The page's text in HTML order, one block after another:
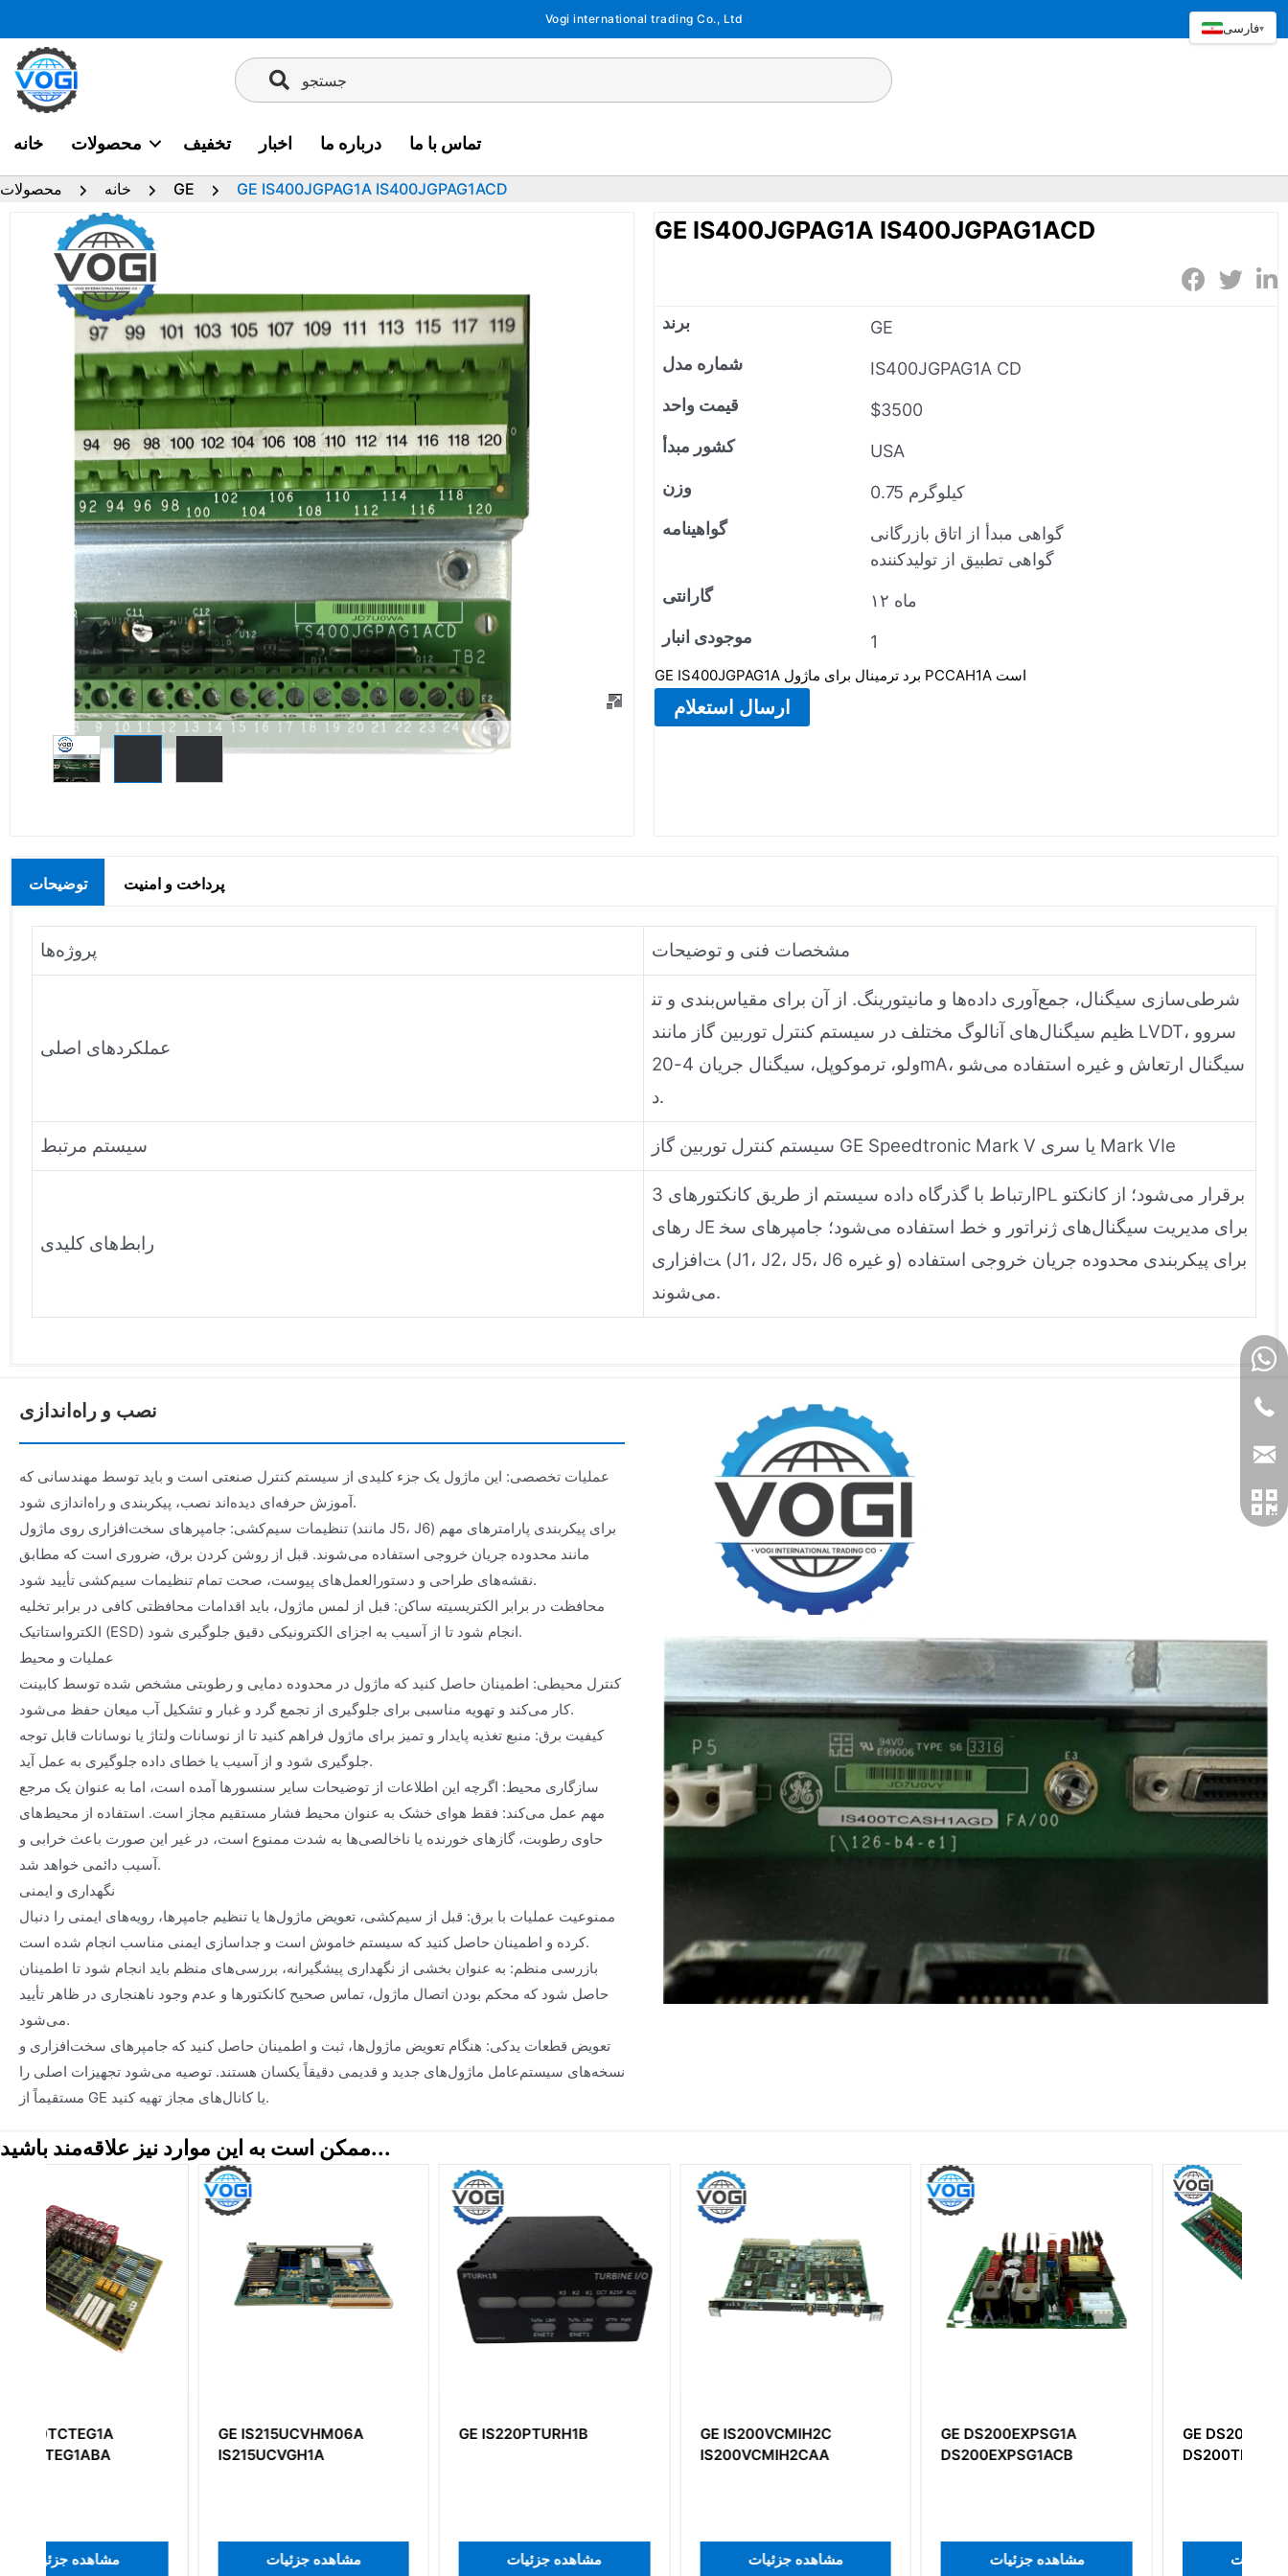
به
محتوا
Vogi international trading Co., Ltd
جستجو
خانه محصولات تخفیف اخبار درباره ما تماس با ما
خانه محصولات GE GE IS400JGPAG1A IS400JGPAG1ACD
GE IS400JGPAG1A IS400JGPAG1ACD
برند
GE
شماره مدل
IS400JGPAG1A CD
قیمت واحد
$3500
کشور مبدأ
USA
وزن
0.75 کیلوگرم
گواهینامه
گواهی مبدأ از اتاق بازرگانی
گواهی تطبیق از تولیدکننده
گارانتی
۱۲ ماه
موجودی انبار
1
GE IS400JGPAG1A برد ترمینال برای ماژول PCCAH1A است
ارسال استعلام
توضیحات پرداخت و امنیت
پروژه‌ها مشخصات فنی و توضیحات
عملکردهای اصلی
شرطی‌سازی سیگنال، جمع‌آوری داده‌ها و مانیتورینگ. از آن برای مقیاس‌بندی و تن
ظیم سیگنال‌های آنالوگ مختلف در سیستم کنترل توربین گاز مانند LVDT، سروو
ولو، ترموکوپل، سیگنال جریان 4-20mA، سیگنال ارتعاش و غیره استفاده می‌شو
د.
سیستم مرتبط سیستم کنترل توربین گاز GE Speedtronic Mark V یا سری Mark VIe
رابط‌های کلیدی
ارتباط با گذرگاه داده سیستم از طریق کانکتورهای 3PL برقرار می‌شود؛ از کانکتو
رهای JE برای مدیریت سیگنال‌های ژنراتور و خط استفاده می‌شود؛ جامپرهای سخ
ت‌افزاری (J1، J2، J5، J6 و غیره) برای پیکربندی محدوده جریان خروجی استفاده
می‌شوند.
نصب و راه‌اندازی
عملیات تخصصی: این ماژول یک جزء کلیدی از سیستم کنترل صنعتی است و باید توسط مهندسانی که
آموزش حرفه‌ای دیده‌اند نصب، پیکربندی و راه‌اندازی شود.
تنظیمات سیم‌کشی: جامپرهای سخت‌افزاری روی ماژول (مانند J5، J6) برای پیکربندی پارامترهای مهم
مانند محدوده جریان خروجی استفاده می‌شوند. قبل از روشن کردن برق، ضروری است که مطابق
نقشه‌های طراحی و دستورالعمل‌های پیوست، صحت تمام تنظیمات سیم‌کشی تأیید شود.
محافظت در برابر الکتریسیته ساکن: قبل از لمس ماژول، باید اقدامات محافظتی کافی در برابر تخلیه
الکترواستاتیک (ESD) انجام شود تا از آسیب به اجزای الکترونیکی دقیق جلوگیری شود.
عملیات و محیط
کنترل محیطی: اطمینان حاصل کنید که ماژول در محدوده دمایی و رطوبتی مشخص شده توسط کابینت
کار می‌کند و تهویه مناسبی برای جلوگیری از تجمع گرد و غبار و تشکیل آب میعان حفظ می‌شود.
کیفیت برق: منبع تغذیه پایدار و تمیز برای ماژول فراهم کنید تا از نوسانات ولتاژ یا نوسانات قابل توجه
جلوگیری شود و از آسیب یا خطای داده جلوگیری به عمل آید.
سازگاری محیط: اگرچه این اطلاعات از توضیحات سایر سنسورها آمده است، اما به عنوان یک مرجع
مهم عمل می‌کند: فقط هوای خشک به عنوان محیط فشار مستقیم مجاز است. استفاده از محیط‌های
حاوی رطوبت، گازهای خورنده یا ناخالصی‌ها به شدت ممنوع است، در غیر این صورت باعث خرابی و
آسیب دائمی خواهد شد.
نگهداری و ایمنی
ممنوعیت عملیات با برق: قبل از سیم‌کشی، تعویض ماژول‌ها یا تنظیم جامپرها، رویه‌های ایمنی را دنبال
کرده و اطمینان حاصل کنید که سیستم خاموش است و جداسازی ایمنی مناسب انجام شده است.
بازرسی منظم: به عنوان بخشی از نگهداری پیشگیرانه، بررسی‌های منظم باید انجام شود تا اطمینان
حاصل شود که محکم بودن اتصال ماژول، تماس صحیح کانکتورها و عدم وجود ناهنجاری در ظاهر تأیید
می‌شود.
تعویض قطعات یدکی: هنگام تعویض ماژول‌ها، ثبت و اطمینان حاصل کنید که جامپرهای سخت‌افزاری و
نسخه‌های سیستم‌عامل ماژول‌های جدید و قدیمی دقیقاً یکسان هستند. توصیه می‌شود تجهیزات اصلی را
مستقیماً از GE یا کانال‌های مجاز تهیه کنید.
ممکن است به این موارد نیز علاقه‌مند باشید...
GE IS215UCVHM06A
IS215UCVGH1A
مشاهده جزئیات
GE IS220PTURH1B
مشاهده جزئیات
GE IS200VCMIH2C
مشاهده جزئیات
GE DS200EXPSG1A
DS200EXPSG1ACB
مشاهده جزئیات
GE DS200TBQBG1A
DS200TBQBG1ACB
مشاهده جزئیات
فارسی▾